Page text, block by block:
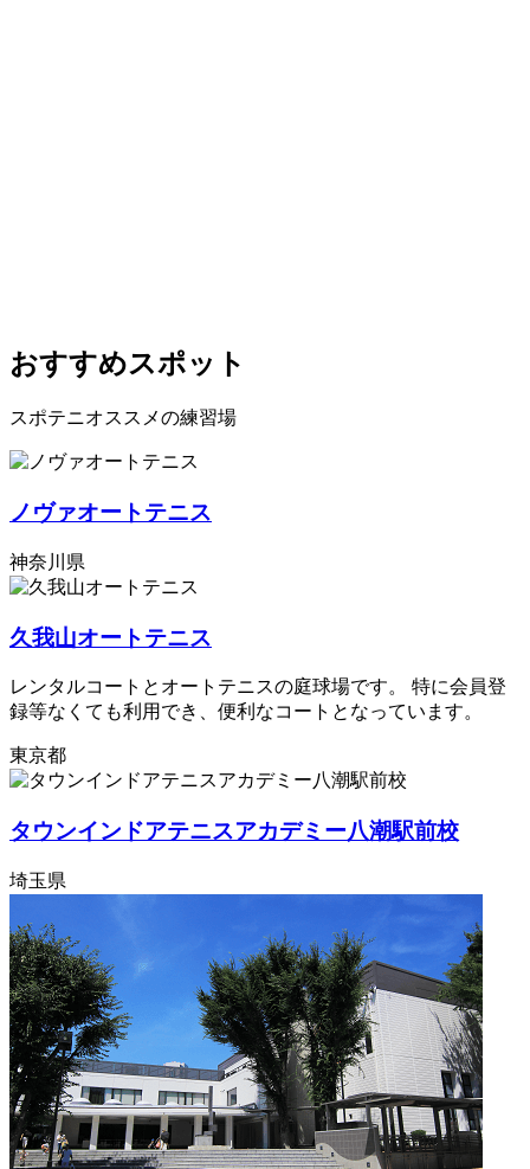
おすすめスポット
スポテニオススメの練習場
ノヴァオートテニス
神奈川県
久我山オートテニス
レンタルコートとオートテニスの庭球場です。 特に会員登
録等なくても利用でき、便利なコートとなっています。
東京都
タウンインドアテニスアカデミー八潮駅前校
埼玉県